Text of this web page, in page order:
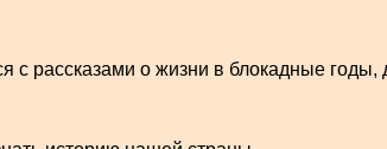
с рассказами о жизни в блокадные